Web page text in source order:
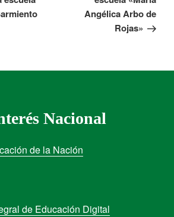
Angélica Arbo de
Rojas»
Nacional
de la Nación
de Educación Digital